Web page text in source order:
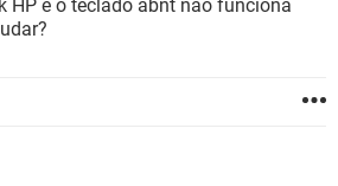
GMAIL
HP e o teclado abnt nao funciona